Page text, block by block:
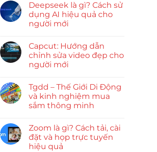
Deepseek là gì? Cách sử
dụng AI hiệu quả cho
người mới
Capcut: Hướng dẫn
chỉnh sửa video đẹp cho
người mới
Tgdd – Thế Giới Di Động
và kinh nghiệm mua
sắm thông minh
Zoom là gì? Cách tải, cài
đặt và họp trực tuyến
hiệu quả